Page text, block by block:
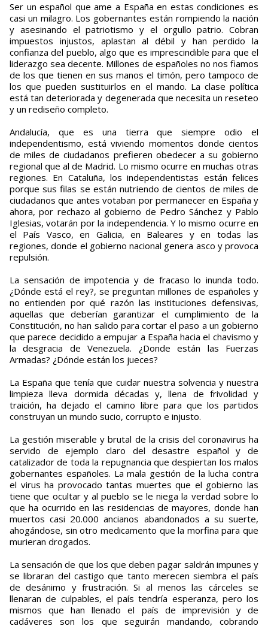
Ser un español que ame a España en estas condiciones es
casi un milagro. Los gobernantes están rompiendo la nación
y asesinando el patriotismo y el orgullo patrio. Cobran
impuestos injustos, aplastan al débil y han perdido la
confianza del pueblo, algo que es imprescindible para que el
liderazgo sea decente. Millones de españoles no nos fiamos
de los que tienen en sus manos el timón, pero tampoco de
los que pueden sustituirlos en el mando. La clase política
está tan deteriorada y degenerada que necesita un reseteo
y un rediseño completo.
Andalucía, que es una tierra que siempre odio el
independentismo, está viviendo momentos donde cientos
de miles de ciudadanos prefieren obedecer a su gobierno
regional que al de Madrid. Lo mismo ocurre en muchas otras
regiones. En Cataluña, los independentistas están felices
porque sus filas se están nutriendo de cientos de miles de
ciudadanos que antes votaban por permanecer en España y
ahora, por rechazo al gobierno de Pedro Sánchez y Pablo
Iglesias, votarán por la independencia. Y lo mismo ocurre en
el País Vasco, en Galicia, en Baleares y en todas las
regiones, donde el gobierno nacional genera asco y provoca
repulsión.
La sensación de impotencia y de fracaso lo inunda todo.
¿Dónde está el rey?, se preguntan millones de españoles y
no entienden por qué razón las instituciones defensivas,
aquellas que deberían garantizar el cumplimiento de la
Constitución, no han salido para cortar el paso a un gobierno
que parece decidido a empujar a España hacia el chavismo y
la desgracia de Venezuela. ¿Donde están las Fuerzas
Armadas? ¿Dónde están los jueces?
La España que tenía que cuidar nuestra solvencia y nuestra
limpieza lleva dormida décadas y, llena de frivolidad y
traición, ha dejado el camino libre para que los partidos
construyan un mundo sucio, corrupto e injusto.
La gestión miserable y brutal de la crisis del coronavirus ha
servido de ejemplo claro del desastre español y de
catalizador de toda la repugnancia que despiertan los malos
gobernantes españoles. La mala gestión de la lucha contra
el virus ha provocado tantas muertes que el gobierno las
tiene que ocultar y al pueblo se le niega la verdad sobre lo
que ha ocurrido en las residencias de mayores, donde han
muertos casi 20.000 ancianos abandonados a su suerte,
ahogándose, sin otro medicamento que la morfina para que
murieran drogados.
La sensación de que los que deben pagar saldrán impunes y
se libraran del castigo que tanto merecen siembra el país
de desánimo y frustración. Si al menos las cárceles se
llenaran de culpables, el país tendría esperanza, pero los
mismos que han llenado el país de imprevisión y de
cadáveres son los que seguirán mandando, cobrando